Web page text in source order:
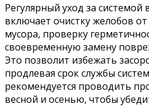
Регулярный уход за системой
включает очистку желобов от
мусора, проверку
своевременную замену
Это позволит избежать
продлевая срок службы
рекомендуется проводить
весной и осенью, чтобы